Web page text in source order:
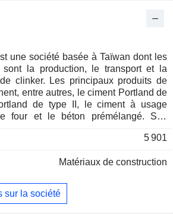
une société basée à Taïwan dont les
sont la production, le transport et la
clinker. Les principaux produits de
entre autres, le ciment Portland de
de type II, le ciment à usage
four et le béton prémélangé. Ses
souterraines, les grandes
distribue ses produits à Taïwan,
société est également active dans le
de centrales électriques, les
5 901
Matériaux de construction
sur la société